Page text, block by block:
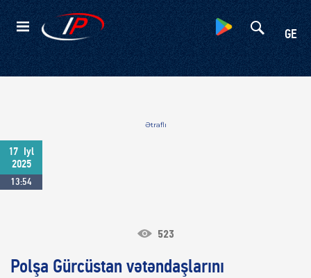
GE
Kateqoriyalar
Ətraflı
17
Iyl
2025
13:54
523
Polşa Gürcüstan vətəndaşlarını